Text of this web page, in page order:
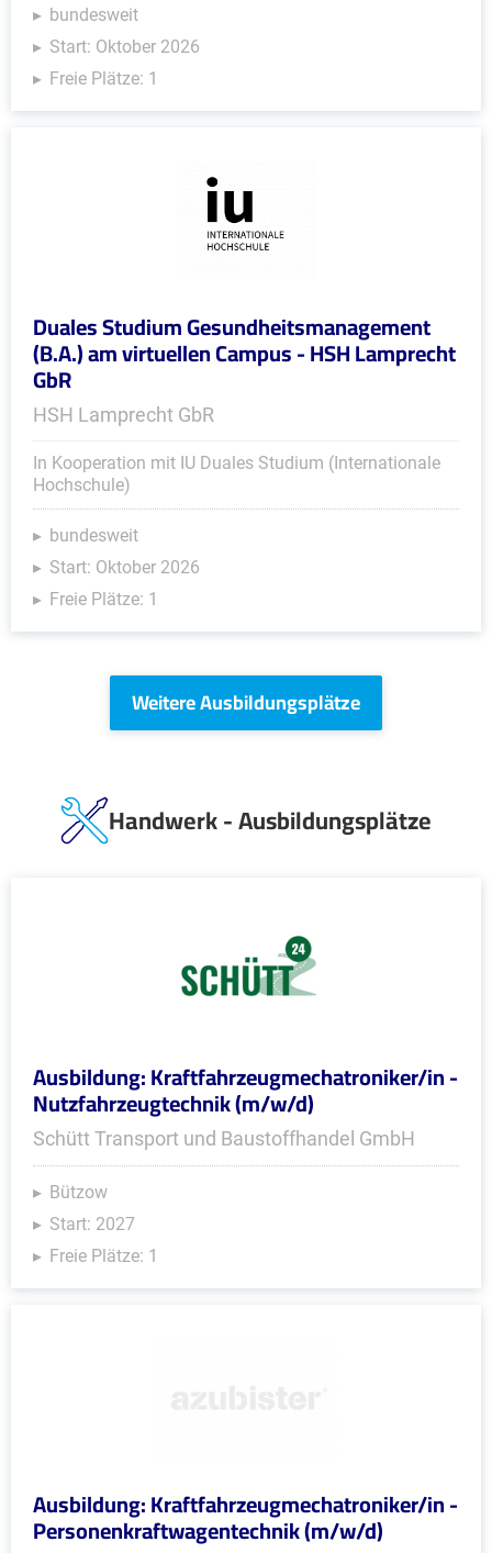
bundesweit
Start: Oktober 2026
Freie Plätze: 1
Duales Studium Gesundheitsmanagement
(B.A.) am virtuellen Campus - HSH Lamprecht
GbR
HSH Lamprecht GbR
In Kooperation mit IU Duales Studium (Internationale
Hochschule)
bundesweit
Start: Oktober 2026
Freie Plätze: 1
Weitere Ausbildungsplätze
Handwerk - Ausbildungsplätze
Ausbildung: Kraftfahrzeugmechatroniker/in -
Nutzfahrzeugtechnik (m/w/d)
Schütt Transport und Baustoffhandel GmbH
Bützow
Start: 2027
Freie Plätze: 1
Ausbildung: Kraftfahrzeugmechatroniker/in -
Personenkraftwagentechnik (m/w/d)